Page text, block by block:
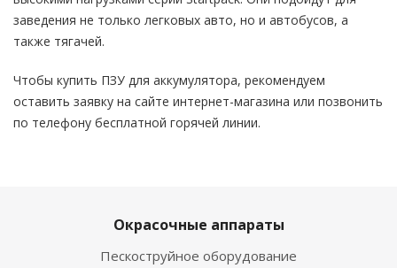
заведения не только легковых авто, но и автобусов, а
также тягачей.
Чтобы купить ПЗУ для аккумулятора, рекомендуем
оставить заявку на сайте интернет-магазина или позвонить
по телефону бесплатной горячей линии.
Окрасочные аппараты
Пескоструйное оборудование